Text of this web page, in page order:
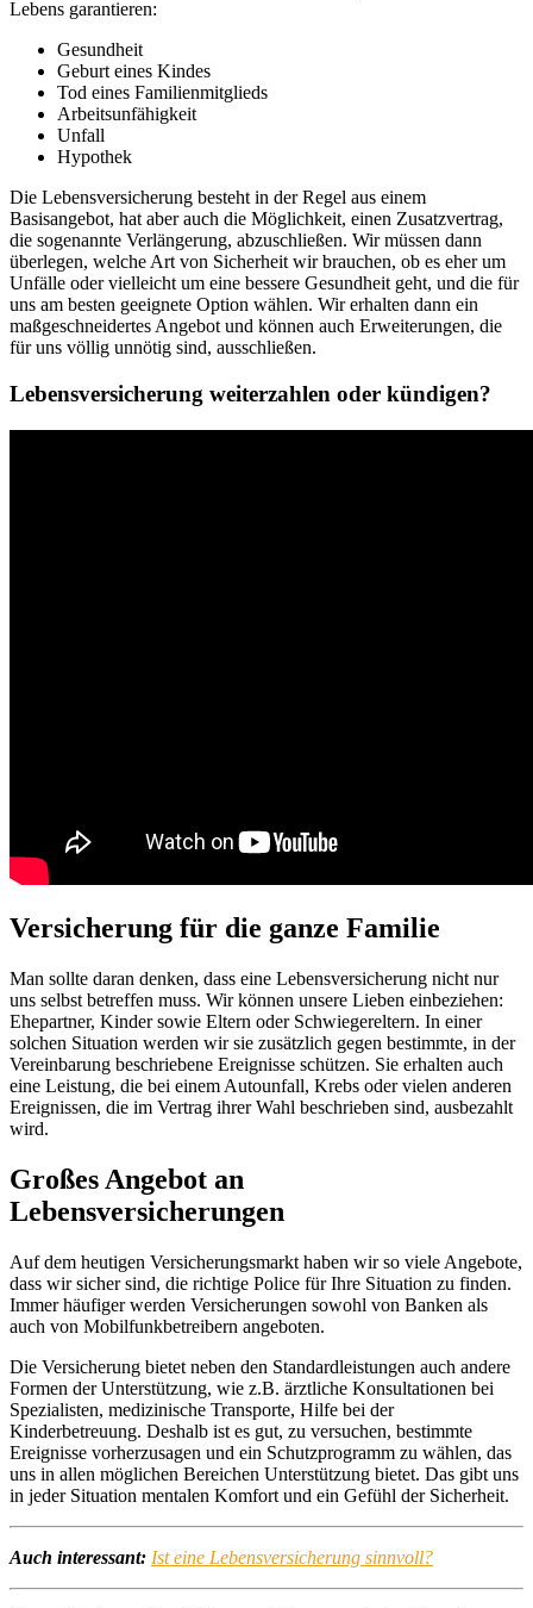
Lebens garantieren:
Gesundheit
Geburt eines Kindes
Tod eines Familienmitglieds
Arbeitsunfähigkeit
Unfall
Hypothek
Die Lebensversicherung besteht in der Regel aus einem
Basisangebot, hat aber auch die Möglichkeit, einen Zusatzvertrag,
die sogenannte Verlängerung, abzuschließen. Wir müssen dann
überlegen, welche Art von Sicherheit wir brauchen, ob es eher um
Unfälle oder vielleicht um eine bessere Gesundheit geht, und die für
uns am besten geeignete Option wählen. Wir erhalten dann ein
maßgeschneidertes Angebot und können auch Erweiterungen, die
für uns völlig unnötig sind, ausschließen.
Lebensversicherung weiterzahlen oder kündigen?
Versicherung für die ganze Familie
Man sollte daran denken, dass eine Lebensversicherung nicht nur
uns selbst betreffen muss. Wir können unsere Lieben einbeziehen:
Ehepartner, Kinder sowie Eltern oder Schwiegereltern. In einer
solchen Situation werden wir sie zusätzlich gegen bestimmte, in der
Vereinbarung beschriebene Ereignisse schützen. Sie erhalten auch
eine Leistung, die bei einem Autounfall, Krebs oder vielen anderen
Ereignissen, die im Vertrag ihrer Wahl beschrieben sind, ausbezahlt
wird.
Großes Angebot an
Lebensversicherungen
Auf dem heutigen Versicherungsmarkt haben wir so viele Angebote,
dass wir sicher sind, die richtige Police für Ihre Situation zu finden.
Immer häufiger werden Versicherungen sowohl von Banken als
auch von Mobilfunkbetreibern angeboten.
Die Versicherung bietet neben den Standardleistungen auch andere
Formen der Unterstützung, wie z.B. ärztliche Konsultationen bei
Spezialisten, medizinische Transporte, Hilfe bei der
Kinderbetreuung. Deshalb ist es gut, zu versuchen, bestimmte
Ereignisse vorherzusagen und ein Schutzprogramm zu wählen, das
uns in allen möglichen Bereichen Unterstützung bietet. Das gibt uns
in jeder Situation mentalen Komfort und ein Gefühl der Sicherheit.
Auch interessant: Ist eine Lebensversicherung sinnvoll?